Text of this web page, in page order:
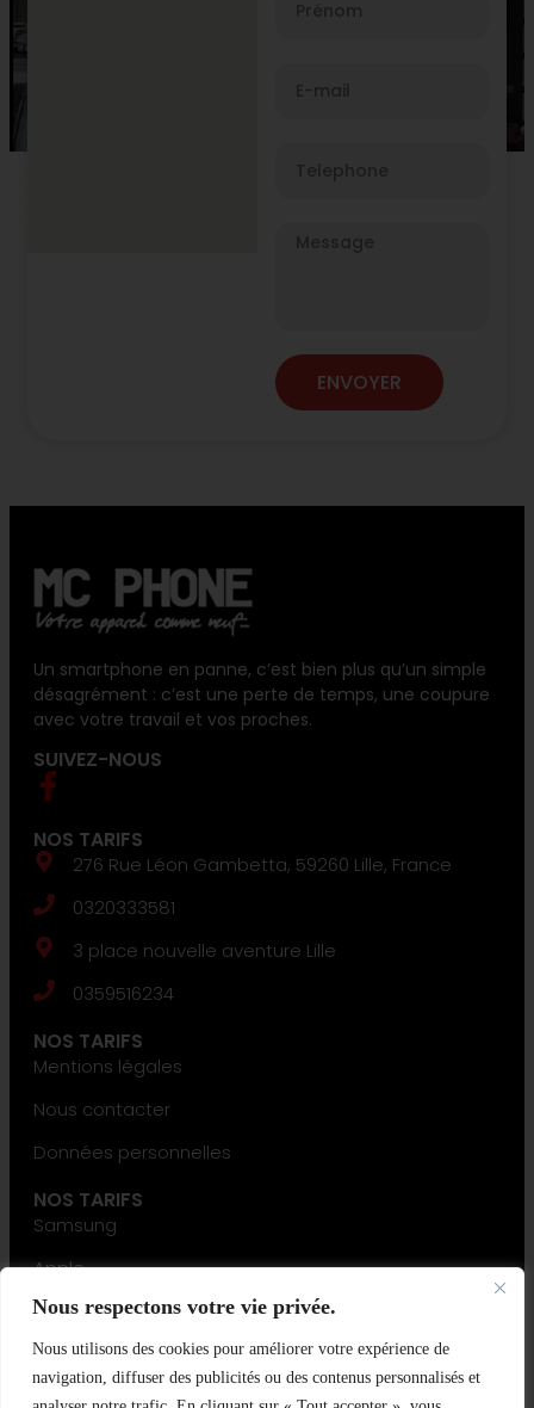
Nous respectons votre vie privée.
Nous utilisons des cookies pour améliorer votre expérience de
navigation, diffuser des publicités ou des contenus personnalisés et
ENVOYER
Un smartphone en panne, c’est bien plus qu’un simple
désagrément : c’est une perte de temps, une coupure
avec votre travail et vos proches.
SUIVEZ-NOUS
NOS TARIFS
276 Rue Léon Gambetta, 59260 Lille, France
0320333581
3 place nouvelle aventure Lille
0359516234
NOS TARIFS
Mentions légales
Nous contacter
Données personnelles
NOS TARIFS
Samsung
Apple
Huawei